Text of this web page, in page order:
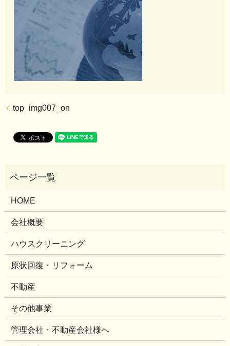
top_img007_on
HOME
会社概要
ハウスクリーニング
原状回復・リフォーム
不動産
その他事業
管理会社・不動産会社様へ